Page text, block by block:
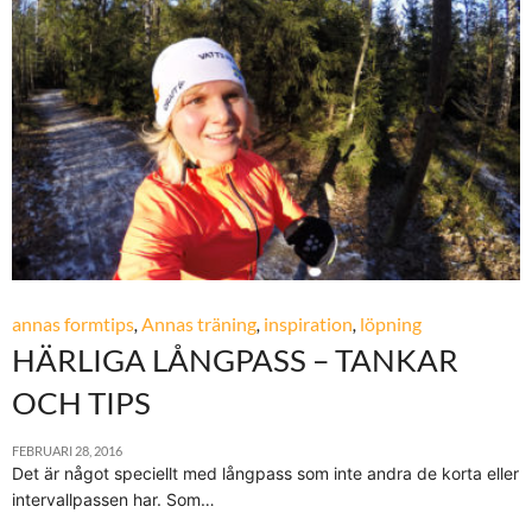
annas formtips,Annas träning, inspiration, löpning
HÄRLIGA LÅNGPASS – TANKAR
OCH TIPS
FEBRUARI 28, 2016
Det är något speciellt med långpass som inte andra de korta eller
intervallpassen har. Som…